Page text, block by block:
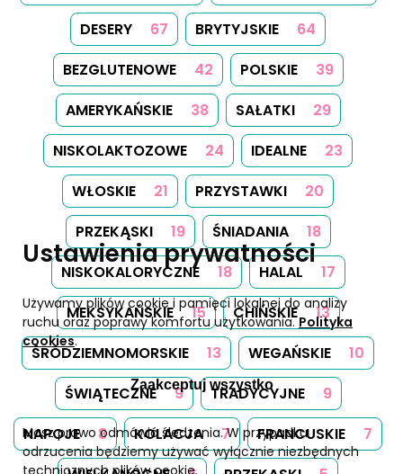
DESERY
67 BRYTYJSKIE
64
BEZGLUTENOWE
42 POLSKIE
39
AMERYKAŃSKIE
38 SAŁATKI
29
NISKOLAKTOZOWE
24 IDEALNE
23
WŁOSKIE
21 PRZYSTAWKI
20
PRZEKĄSKI
19 ŚNIADANIA
18
NISKOKALORYCZNE
18 HALAL
17
MEKSYKAŃSKIE
15 CHIŃSKIE
13
ŚRÓDZIEMNOMORSKIE
13 WEGAŃSKIE
10
ŚWIĄTECZNE
9 TRADYCYJNE
9
NAPOJE
8 KOLACJA 7 FRANCUSKIE
7
Ustawienia prywatności
Używamy plików cookie i pamięci lokalnej do analizy
ruchu oraz poprawy komfortu użytkowania.Polityka
cookies.
Zaakceptuj wszystko
Masz prawo odmówić śledzenia. W przypadku
odrzucenia będziemy używać wyłącznie niezbędnych
technicznych plików cookie.